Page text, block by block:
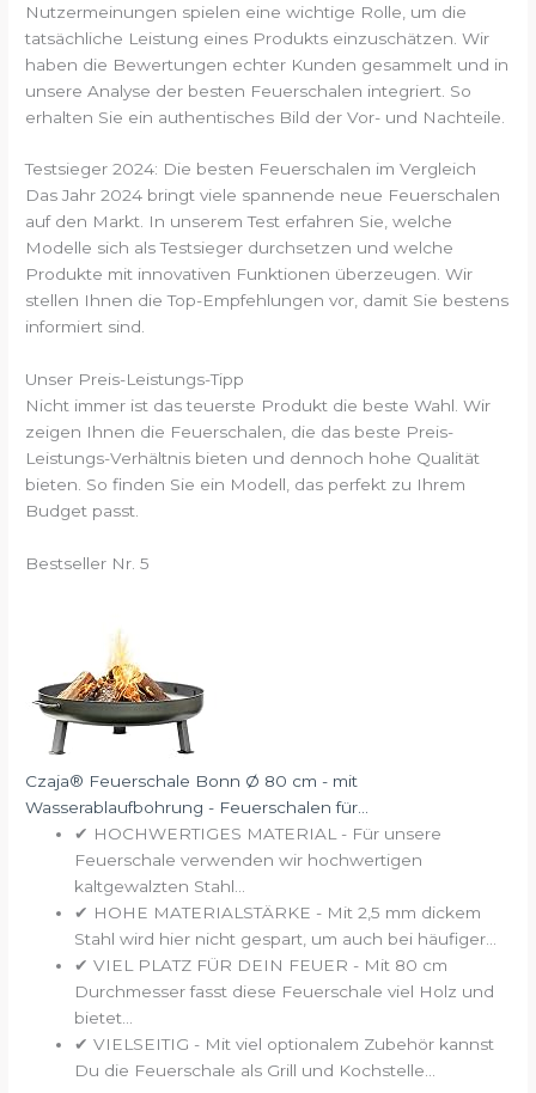
Nutzermeinungen spielen eine wichtige Rolle, um die
tatsächliche Leistung eines Produkts einzuschätzen. Wir
haben die Bewertungen echter Kunden gesammelt und in
unsere Analyse der besten Feuerschalen integriert. So
erhalten Sie ein authentisches Bild der Vor- und Nachteile.
Testsieger 2024: Die besten Feuerschalen im Vergleich
Das Jahr 2024 bringt viele spannende neue Feuerschalen
auf den Markt. In unserem Test erfahren Sie, welche
Modelle sich als Testsieger durchsetzen und welche
Produkte mit innovativen Funktionen überzeugen. Wir
stellen Ihnen die Top-Empfehlungen vor, damit Sie bestens
informiert sind.
Unser Preis-Leistungs-Tipp
Nicht immer ist das teuerste Produkt die beste Wahl. Wir
zeigen Ihnen die Feuerschalen, die das beste Preis-
Leistungs-Verhältnis bieten und dennoch hohe Qualität
bieten. So finden Sie ein Modell, das perfekt zu Ihrem
Budget passt.
Bestseller Nr. 5
Czaja® Feuerschale Bonn Ø 80 cm - mit
Wasserablaufbohrung - Feuerschalen für...
✔ HOCHWERTIGES MATERIAL - Für unsere
Feuerschale verwenden wir hochwertigen
kaltgewalzten Stahl...
✔ HOHE MATERIALSTÄRKE - Mit 2,5 mm dickem
Stahl wird hier nicht gespart, um auch bei häufiger...
✔ VIEL PLATZ FÜR DEIN FEUER - Mit 80 cm
Durchmesser fasst diese Feuerschale viel Holz und
bietet...
✔ VIELSEITIG - Mit viel optionalem Zubehör kannst
Du die Feuerschale als Grill und Kochstelle...